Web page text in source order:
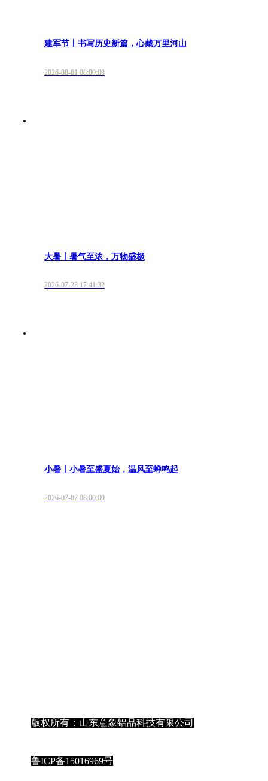
建军节丨书写历史新篇，心藏万里河山
2026-08-01 08:00:00
大暑丨暑气至浓，万物盛极
2026-07-23 17:41:32
小暑丨小暑至盛夏始，温风至蝉鸣起
2026-07-07 08:00:00
版权所有：山东意象铝品科技有限公司
鲁ICP备15016969号